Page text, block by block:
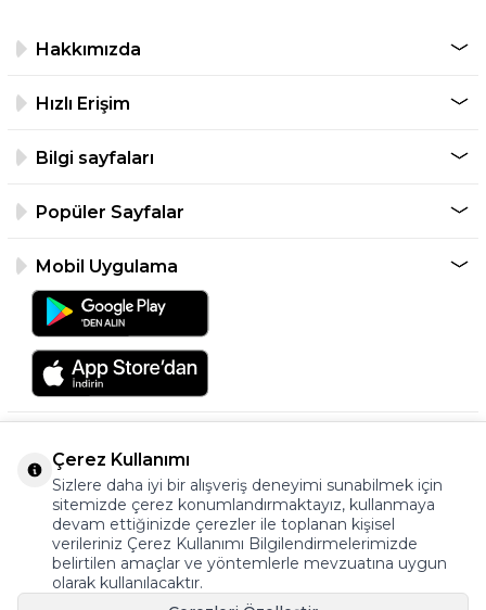
Hakkımızda
Hızlı Erişim
Bilgi sayfaları
Popüler Sayfalar
Mobil Uygulama
©2026 Tüm Hakkı Saklıdır.
ayakkabıonline.com
Çerez Kullanımı
Sizlere daha iyi bir alışveriş deneyimi sunabilmek için
sitemizde çerez konumlandırmaktayız, kullanmaya
devam ettiğinizde çerezler ile toplanan kişisel
verileriniz Çerez Kullanımı Bilgilendirmelerimizde
belirtilen amaçlar ve yöntemlerle mevzuatına uygun
olarak kullanılacaktır.